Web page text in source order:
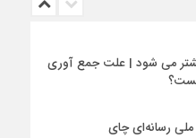
می شود | علت جمع آوری
ملی رسانه‌ای چای